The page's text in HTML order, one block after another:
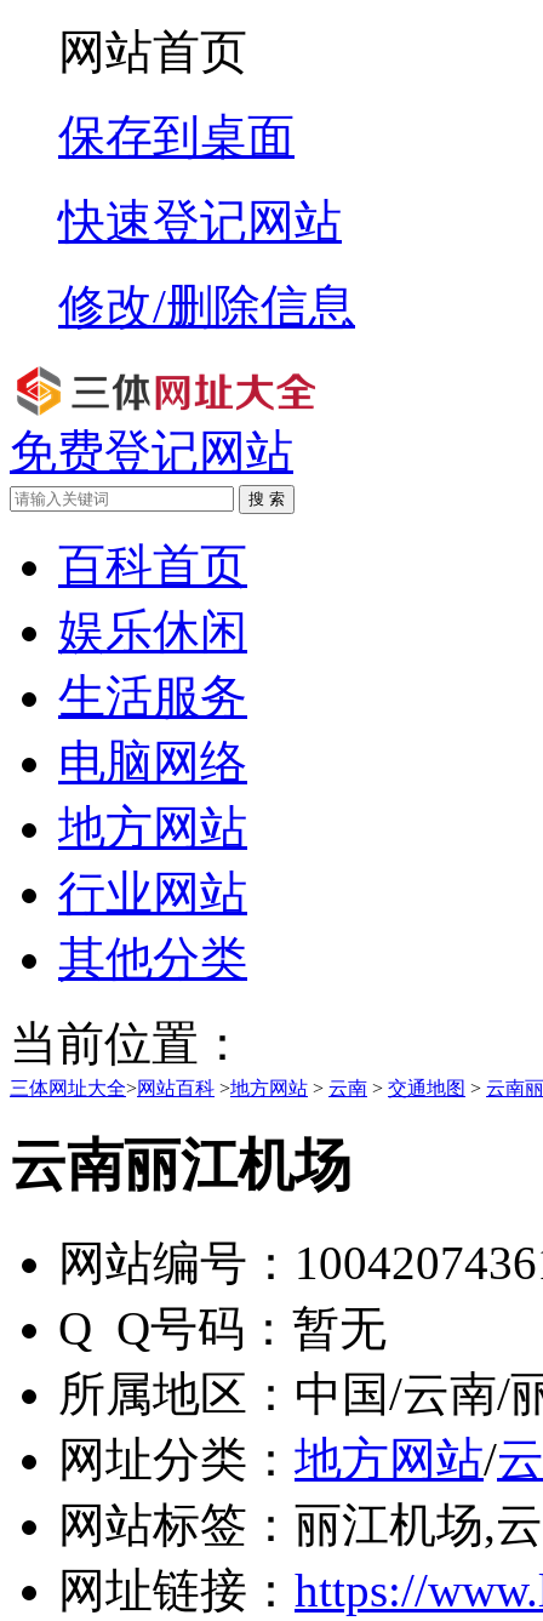
网站首页
保存到桌面
快速登记网站
修改/删除信息
免费登记网站
搜 索
百科首页
娱乐休闲
生活服务
电脑网络
地方网站
行业网站
其他分类
当前位置：
三体网址大全>网站百科 >地方网站 > 云南 > 交通地图 > 云南
云南丽江机场
网站编号：
Q Q号码： 暂无
所属地区： 中国/云南/
网址分类： 地方网站/
网站标签： 丽江机场,
网址链接： https://